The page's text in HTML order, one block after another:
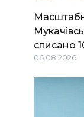
списано
06.08.2026